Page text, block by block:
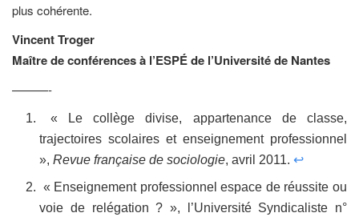
plus cohérente.
Vincent Troger
Maître de conférences à l’ESPÉ de l’Université de Nantes
———-
« Le collège divise, appartenance de classe,
trajectoires scolaires et enseignement professionnel
»,Revue française de sociologie, avril 2011. ↩
« Enseignement professionnel espace de réussite ou
voie de relégation ? », l’Université Syndicaliste n°